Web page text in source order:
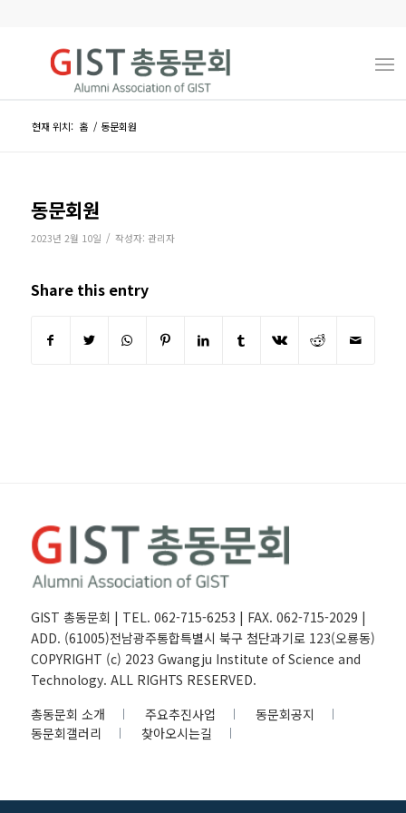
현재 위치: 홈 / 동문회원
동문회원
2023년 2월 10일 / 작성자: 관리자
Share this entry
GIST 총동문회 | TEL. 062-715-6253 | FAX. 062-715-2029 |
ADD. (61005)전남광주통합특별시 북구 첨단과기로 123(오룡동)
COPYRIGHT (c) 2023 Gwangju Institute of Science and
Technology. ALL RIGHTS RESERVED.
총동문회 소개
주요추진사업
동문회공지
동문회갤러리
찾아오시는길